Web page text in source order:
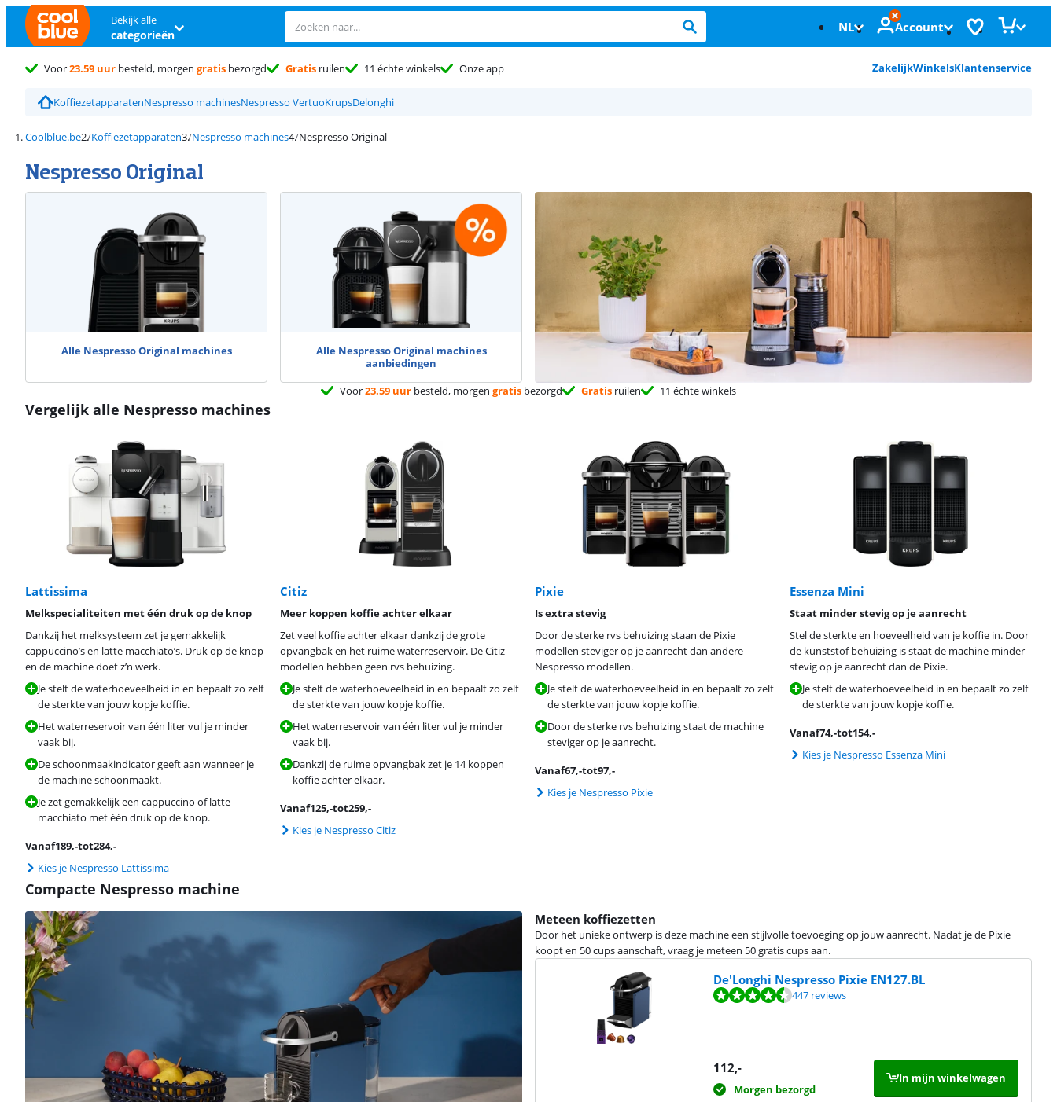
Bekijk alle
categorieën NL Account
Voor23.59 uur besteld, morgen gratis bezorgd Gratis ruilen 11 échte winkels Onze app ZakelijkWinkelsKlantenservice
KoffiezetapparatenNespresso machinesNespresso VertuoKrupsDelonghi
Coolblue.be Koffiezetapparaten Nespresso machines Nespresso Original
Nespresso Original
Alle Nespresso Original machines
Alle Nespresso Original machines
aanbiedingen
Voor23.59 uur besteld, morgen gratis bezorgd Gratis ruilen 11 échte winkels
Vergelijk alle Nespresso machines
Lattissima
Melkspecialiteiten met één druk op de knop
Dankzij het melksysteem zet je gemakkelijk
cappuccino’s en latte macchiato’s. Druk op de knop
en de machine doet z’n werk.
Je stelt de waterhoeveelheid in en bepaalt zo zelf
de sterkte van jouw kopje koffie.
Het waterreservoir van één liter vul je minder
vaak bij.
De schoonmaakindicator geeft aan wanneer je
de machine schoonmaakt.
Je zet gemakkelijk een cappuccino of latte
macchiato met één druk op de knop.
Vanaf189,-tot284,-
Kies je Nespresso Lattissima
Citiz
Meer koppen koffie achter elkaar
Zet veel koffie achter elkaar dankzij de grote
opvangbak en het ruime waterreservoir. De Citiz
modellen hebben geen rvs behuizing.
Je stelt de waterhoeveelheid in en bepaalt zo zelf
de sterkte van jouw kopje koffie.
Het waterreservoir van één liter vul je minder
vaak bij.
Dankzij de ruime opvangbak zet je 14 koppen
koffie achter elkaar.
Vanaf125,-tot259,-
Kies je Nespresso Citiz
Pixie
Is extra stevig
Door de sterke rvs behuizing staan de Pixie
modellen steviger op je aanrecht dan andere
Nespresso modellen.
Je stelt de waterhoeveelheid in en bepaalt zo zelf
de sterkte van jouw kopje koffie.
Door de sterke rvs behuizing staat de machine
steviger op je aanrecht.
Vanaf67,-tot97,-
Kies je Nespresso Pixie
Essenza Mini
Staat minder stevig op je aanrecht
Stel de sterkte en hoeveelheid van je koffie in. Door
de kunststof behuizing is staat de machine minder
stevig op je aanrecht dan de Pixie.
Je stelt de waterhoeveelheid in en bepaalt zo zelf
de sterkte van jouw kopje koffie.
Vanaf74,-tot154,-
Kies je Nespresso Essenza Mini
Compacte Nespresso machine
Meteen koffiezetten
Door het unieke ontwerp is deze machine een stijlvolle toevoeging op jouw aanrecht. Nadat je de Pixie
koopt en 50 cups aanschaft, vraag je meteen 50 gratis cups aan.
De'Longhi Nespresso Pixie EN127.BL
Beoordeling is 8,6 van de 10, gebaseerd op 447 reviews. 447 reviews
112,-
Morgen bezorgd
In mijn winkelwagen